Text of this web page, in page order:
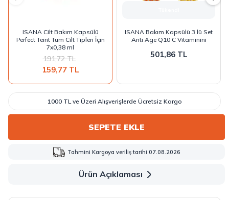
ISANA Cilt Bakım Kapsülü
Perfect Teint Tüm Cilt Tipleri İçin
7x0,38 ml
191,72TL
159,77TL
ISANA Bakım Kapsülü 3 lü Set
Anti Age Q10 C Vitaminini
501,86TL
1000 TL ve Üzeri Alışverişlerde Ücretsiz Kargo
SEPETE EKLE
Tahmini Kargoya veriliş tarihi 07.08.2026
Ürün Açıklaması